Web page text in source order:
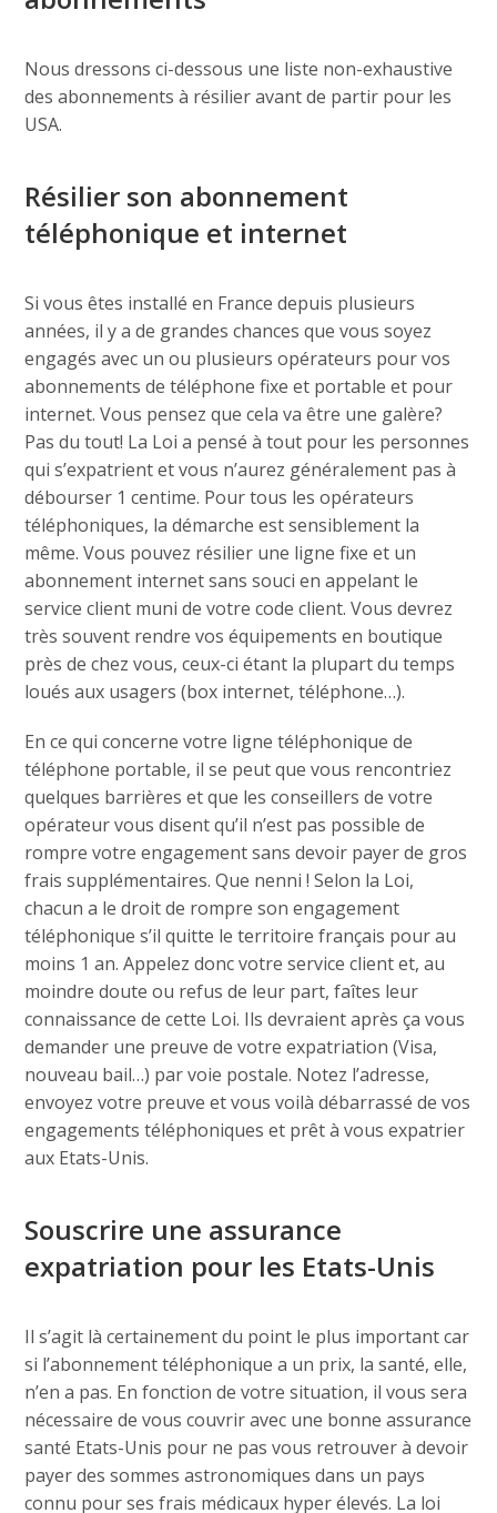
Nous dressons ci-dessous une liste non-exhaustive
des abonnements à résilier avant de partir pour les
USA.
Résilier son abonnement
téléphonique et internet
Si vous êtes installé en France depuis plusieurs
années, il y a de grandes chances que vous soyez
engagés avec un ou plusieurs opérateurs pour vos
abonnements de téléphone fixe et portable et pour
internet. Vous pensez que cela va être une galère?
Pas du tout! La Loi a pensé à tout pour les personnes
qui s’expatrient et vous n’aurez généralement pas à
débourser 1 centime. Pour tous les opérateurs
téléphoniques, la démarche est sensiblement la
même. Vous pouvez résilier une ligne fixe et un
abonnement internet sans souci en appelant le
service client muni de votre code client. Vous devrez
très souvent rendre vos équipements en boutique
près de chez vous, ceux-ci étant la plupart du temps
loués aux usagers (box internet, téléphone…).
En ce qui concerne votre ligne téléphonique de
téléphone portable, il se peut que vous rencontriez
quelques barrières et que les conseillers de votre
opérateur vous disent qu’il n’est pas possible de
rompre votre engagement sans devoir payer de gros
frais supplémentaires. Que nenni ! Selon la Loi,
chacun a le droit de rompre son engagement
téléphonique s’il quitte le territoire français pour au
moins 1 an. Appelez donc votre service client et, au
moindre doute ou refus de leur part, faîtes leur
connaissance de cette Loi. Ils devraient après ça vous
demander une preuve de votre expatriation (Visa,
nouveau bail…) par voie postale. Notez l’adresse,
envoyez votre preuve et vous voilà débarrassé de vos
engagements téléphoniques et prêt à vous expatrier
aux Etats-Unis.
Souscrire une assurance
expatriation pour les Etats-Unis
Il s’agit là certainement du point le plus important car
si l’abonnement téléphonique a un prix, la santé, elle,
n’en a pas. En fonction de votre situation, il vous sera
nécessaire de vous couvrir avec une bonne assurance
santé Etats-Unis pour ne pas vous retrouver à devoir
payer des sommes astronomiques dans un pays
connu pour ses frais médicaux hyper élevés. La loi